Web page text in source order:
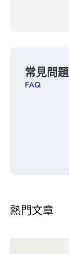
常見問題
FAQ
熱門文章